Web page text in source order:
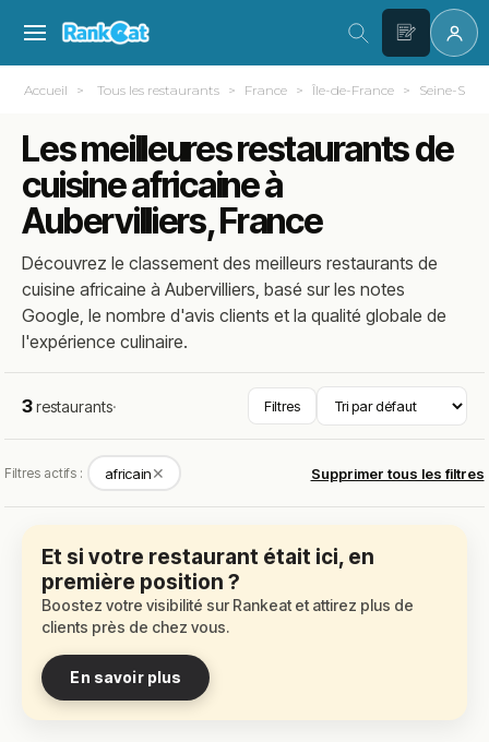
Accueil Tous les restaurants France Île-de-France Seine-
Les meilleures restaurants de
cuisine africaine à
Aubervilliers, France
Découvrez le classement des meilleurs restaurants de
cuisine africaine à Aubervilliers, basé sur les notes
Google, le nombre d'avis clients et la qualité globale de
l'expérience culinaire.
3restaurants· Filtres
Filtres actifs : africain✕ Supprimer tous les filtres
Et si votre restaurant était ici, en
première position ?
Boostez votre visibilité sur Rankeat et attirez plus de
clients près de chez vous.
En savoir plus